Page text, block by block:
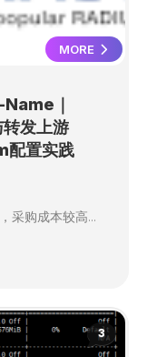
MORE
｜
发上游
配置实践
采购成本较高...
3